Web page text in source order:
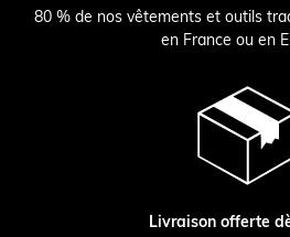
80 % de nos vêtements et outils
en France ou en
Livraison offerte